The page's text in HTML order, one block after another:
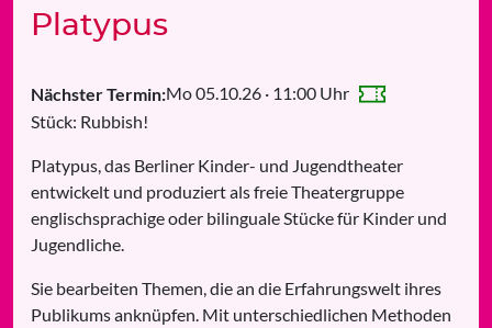
Platypus
Nächster Termin:Mo 05.10.26 · 11:00 Uhr
Stück: Rubbish!
Platypus, das Berliner Kinder- und Jugendtheater
entwickelt und produziert als freie Theatergruppe
englischsprachige oder bilinguale Stücke für Kinder und
Jugendliche.
Sie bearbeiten Themen, die an die Erfahrungswelt ihres
Publikums anknüpfen. Mit unterschiedlichen Methoden